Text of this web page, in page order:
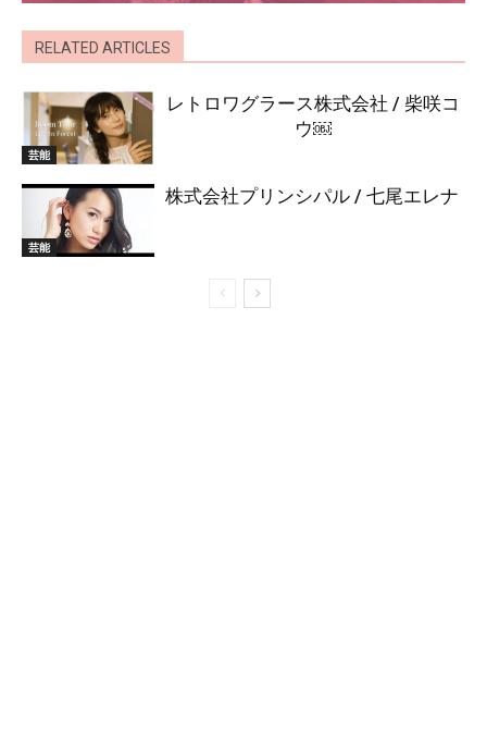
RELATED ARTICLES
芸能
レトロワグラース株式会社 / 柴咲コ
ウ￼
芸能
株式会社プリンシパル / 七尾エレナ